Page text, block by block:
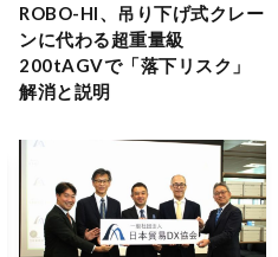
ROBO-HI、吊り下げ式クレー
ンに代わる超重量級
200tAGVで「落下リスク」
解消と説明